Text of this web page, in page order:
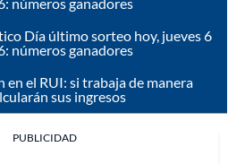
Día último sorteo hoy, jueves 6
números ganadores
en el RUI: si trabaja de manera
sus ingresos
PUBLICIDAD